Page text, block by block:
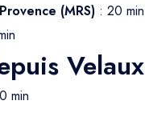
(MRS) : 20 min
Velaux
min